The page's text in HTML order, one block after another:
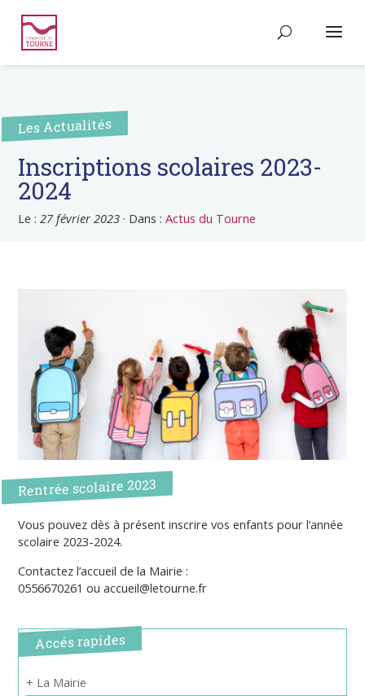
Les Actualités
Inscriptions scolaires 2023-
2024
Le :27 février 2023 · Dans :Actus du Tourne
Rentrée scolaire 2023
Vous pouvez dès à présent inscrire vos enfants pour l’année
scolaire 2023-2024.
Contactez l’accueil de la Mairie :
0556670261 ou accueil@letourne.fr
Accés rapides
+ La Mairie